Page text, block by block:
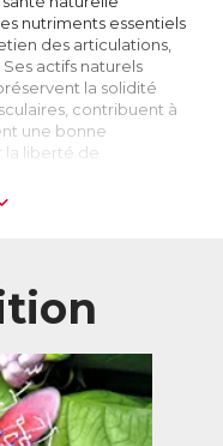
nutriments essentiels
des articulations,
actifs naturels
la solidité
contribuent à
une bonne
la liberté de
C’est ce système
locomoteur a de
impacter la
: difficultés à se
du quotidien